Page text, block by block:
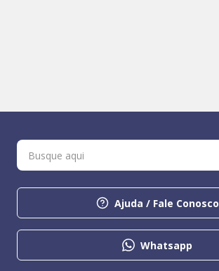
Ajuda / Fale Conosco
Whatsapp